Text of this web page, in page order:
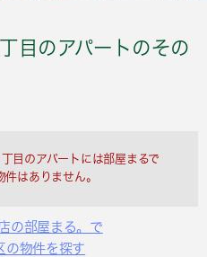
目のアパートのその
目のアパートには部屋まるで
はありません。
の部屋まる。で
の物件を探す